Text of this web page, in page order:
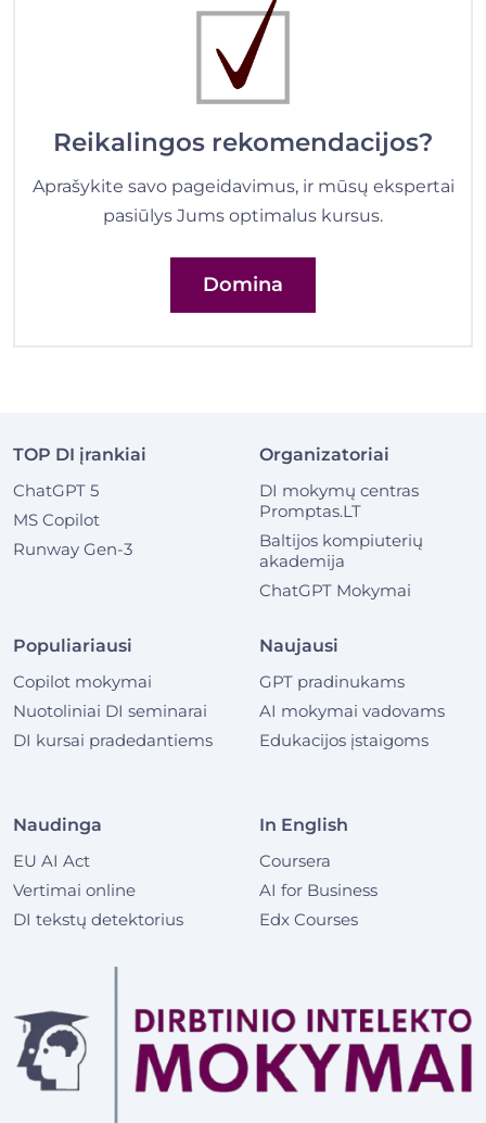
Reikalingos rekomendacijos?
Aprašykite savo pageidavimus, ir mūsų ekspertai
pasiūlys Jums optimalus kursus.
Domina
TOP DI įrankiai
ChatGPT 5
MS Copilot
Runway Gen-3
Organizatoriai
DI mokymų centras
Promptas.LT
Baltijos kompiuterių
akademija
ChatGPT Mokymai
Populiariausi
Copilot mokymai
Nuotoliniai DI seminarai
DI kursai pradedantiems
Naujausi
GPT pradinukams
AI mokymai vadovams
Edukacijos įstaigoms
Naudinga
EU AI Act
Vertimai online
DI tekstų detektorius
In English
Coursera
AI for Business
Edx Courses